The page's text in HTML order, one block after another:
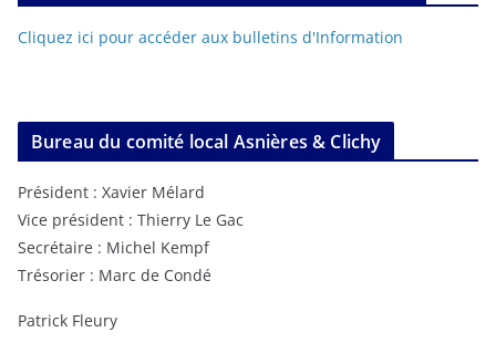
Cliquez ici pour accéder aux bulletins d'Information
Bureau du comité local Asnières & Clichy
Président : Xavier Mélard
Vice président : Thierry Le Gac
Secrétaire : Michel Kempf
Trésorier : Marc de Condé
Patrick Fleury